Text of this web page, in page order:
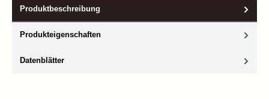
Produktbeschreibung
Produkteigenschaften
Datenblätter